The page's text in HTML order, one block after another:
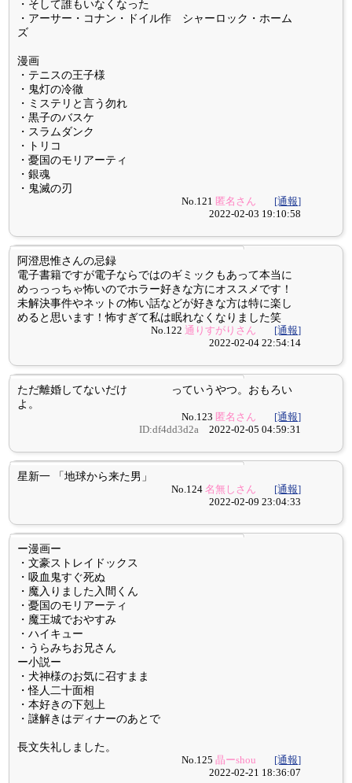
・そして誰もいなくなった
・アーサー・コナン・ドイル作 シャーロック・ホーム
ズ
漫画
・テニスの王子様
・鬼灯の冷徹
・ミステリと言う勿れ
・黒子のバスケ
・スラムダンク
・トリコ
・憂国のモリアーティ
・銀魂
・鬼滅の刃
No.121 匿名さん
[通報]
2022-02-03 19:10:58
阿澄思惟さんの忌録
電子書籍ですが電子ならではのギミックもあって本当に
めっっっちゃ怖いのでホラー好きな方にオススメです！
未解決事件やネットの怖い話などが好きな方は特に楽し
めると思います！怖すぎて私は眠れなくなりました笑
No.122通りすがりさん
[通報]
2022-02-04 22:54:14
ただ離婚してないだけ っていうやつ。おもろい
よ。
No.123 匿名さん
[通報]
ID:df4dd3d2a 2022-02-05 04:59:31
星新一 「地球から来た男」
No.124名無しさん
[通報]
2022-02-09 23:04:33
ー漫画ー
・文豪ストレイドックス
・吸血鬼すぐ死ぬ
・魔入りました入間くん
・憂国のモリアーティ
・魔王城でおやすみ
・ハイキュー
・うらみちお兄さん
ー小説ー
・犬神様のお気に召すまま
・怪人二十面相
・本好きの下剋上
・謎解きはディナーのあとで
長文失礼しました。
No.125晶ーshou
[通報]
2022-02-21 18:36:07